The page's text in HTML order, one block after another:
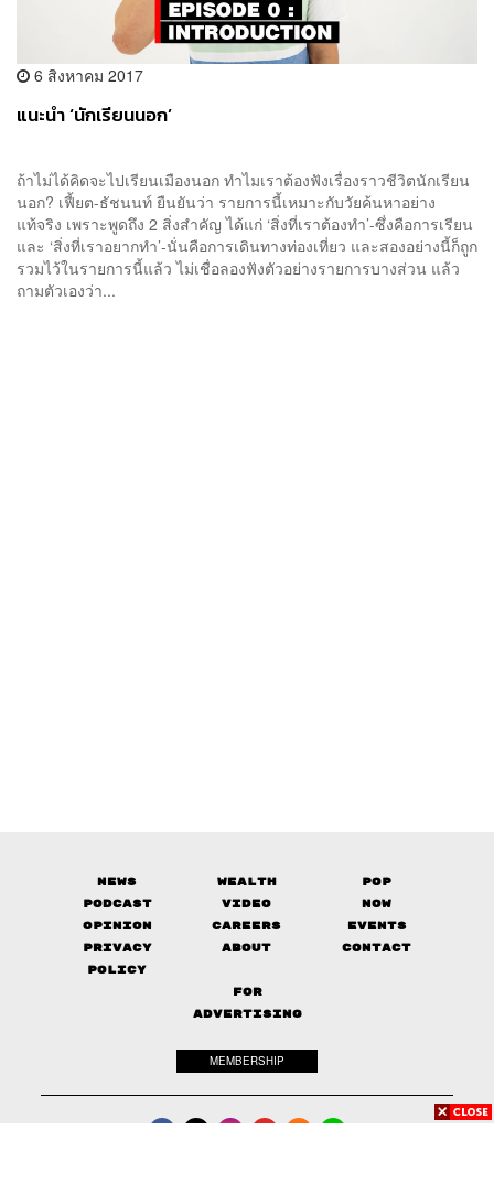
6 สิงหาคม 2017
แนะนำ ‘นักเรียนนอก’
ถ้าไม่ได้คิดจะไปเรียนเมืองนอก ทำไมเราต้องฟังเรื่องราวชีวิตนักเรียน
นอก? เฟี้ยต-ธัชนนท์ ยืนยันว่า รายการนี้เหมาะกับวัยค้นหาอย่าง
แท้จริง เพราะพูดถึง 2 สิ่งสำคัญ ได้แก่ ‘สิ่งที่เราต้องทำ’-ซึ่งคือการเรียน
และ ‘สิ่งที่เราอยากทำ’-นั่นคือการเดินทางท่องเที่ยว และสองอย่างนี้ก็ถูก
รวมไว้ในรายการนี้แล้ว ไม่เชื่อลองฟังตัวอย่างรายการบางส่วน แล้ว
ถามตัวเองว่า...
News Wealth
Pop
Podcast
Video
Now
Opinion
Careers
Events
Privacy
Policy
About Contact
FOR
ADVERTISING
MEMBERSHIP